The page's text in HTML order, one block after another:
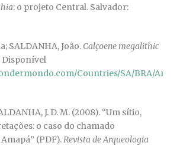
: o projeto Central. Salvador:
SALDANHA, João. Calçoene megalithic
Disponível
Countries/SA/BRA/
J. D. M. (2008). “Um sítio,
o caso do chamado
(PDF).Revista de Arqueologia